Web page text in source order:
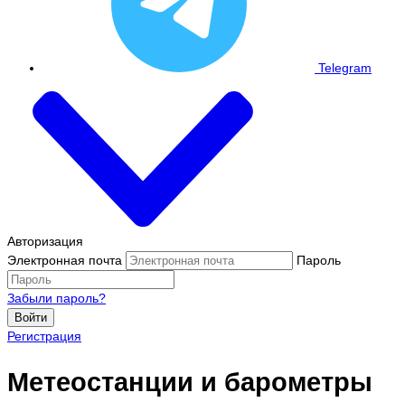
Telegram
Авторизация
Электронная почта
Пароль
Забыли пароль?
Войти
Регистрация
Метеостанции и барометры